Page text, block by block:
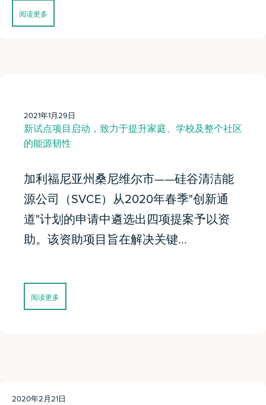
阅读更多
2021年1月29日
新试点项目启动，致力于提升家庭、学校及整个社区
的能源韧性
加利福尼亚州桑尼维尔市——硅谷清洁能
源公司（SVCE）从2020年春季"创新通
道"计划的申请中遴选出四项提案予以资
助。该资助项目旨在解决关键...
阅读更多
2020年2月21日